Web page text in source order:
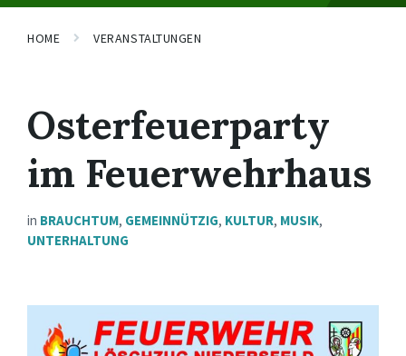
HOME VERANSTALTUNGEN
Osterfeuerparty
im Feuerwehrhaus
in BRAUCHTUM, GEMEINNÜTZIG, KULTUR, MUSIK,
UNTERHALTUNG